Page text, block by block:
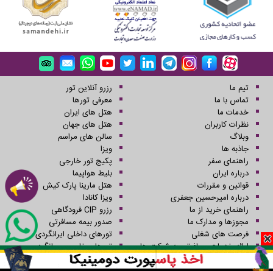
تیم ما
تماس با ما
خدمات ما
نظرات کاربران
وبلاگ
جاذبه ها
راهنمای سفر
درباره ایران
قوانین و مقررات
درباره امیرحسین جعفری
راهنمای خرید از ما
مجوزها و مدارک ما
فرصت های شغلی
ارائه خدمات مسافرتی به شرکت ها
رزرو آنلاین تور
معرفی تورها
هتل های ایران
هتل های جهان
سالن های مراسم
ویزا
پکیج تور خارجی
بلیط هواپیما
هتل مارینا پارک کیش
ویزا کانادا
رزرو CIP فرودگاهی
صدور بیمه مسافرتی
تورهای داخلی ایرانگردی
تورهای خارجی جهانگردی
تورهای یک روزه